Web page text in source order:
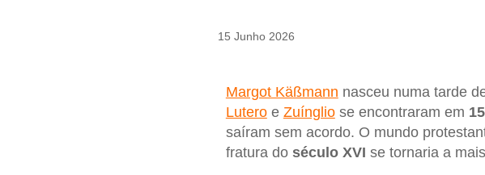
15 Junho 2026
Margot Käßmann nasceu numa tarde
Luteroe Zuíngliose encontraram em
saíram sem acordo. O mundo
fratura do século XVI se tornaria a